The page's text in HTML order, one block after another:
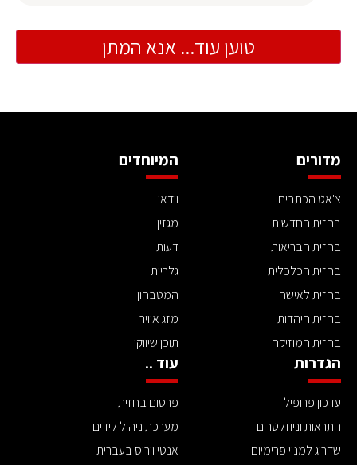
טוען עוד... אנא המתן
מדורים
צ'אט הכתבים
בחזית החדשות
בחזית הבריאות
בחזית הכלכלית
בחזית לאישה
בחזית היהדות
בחזית המוזיקה
המיוחדים
וידאו
מגזין
דעות
גלריות
המטבחון
מזג אוויר
תוכן שיווקי
הגדרות
עדכון פרופיל
התראות וניוזלטרים
שדרוג למנוי פרימיום
עוד ..
פרסום בחזית
מערכת ניהול לידים
אנטי וירוס בעברית